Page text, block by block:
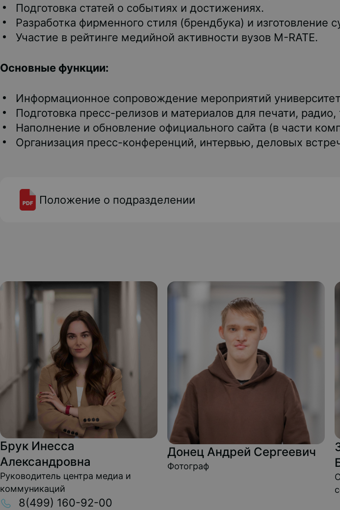
Подготовка статей о событиях и достижениях.
Разработка фирменного стиля (брендбука) и изготовление
Участие в рейтинге медийной активности вузов M-RATE.
Основные функции:
Информационное сопровождение мероприятий
Подготовка пресс-релизов и материалов для печати,
Наполнение и обновление официального сайта (в части
Организация пресс-конференций, интервью, деловых
Положение о подразделении
Брук Инесса
Александровна
Руководитель центра медиа и
коммуникаций
8(499) 160-92-00
Донец Андрей Сергеевич
Фотограф